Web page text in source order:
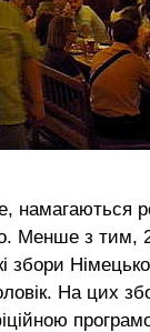
намагаються
Менше з тим,
На цих